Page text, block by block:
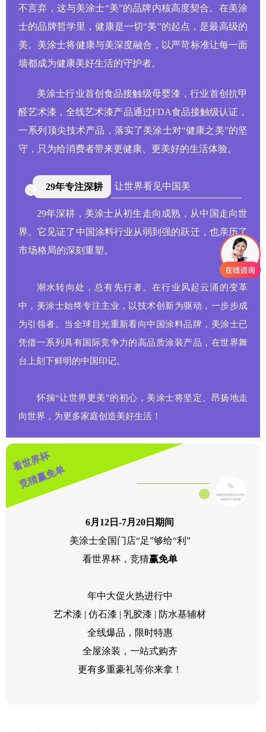
不言弃，这与美涂士“美”的品牌内核高度契合。在美涂
士的品牌哲学里，健康是一切“美”的起点，是最高级的
美。美涂士将健康与美深度融合，以严苛标准让每一面
墙都成为健康美好生活的守护者。
美涂士行业首创食品接触级母婴漆，行业首创抗甲
醛艺术漆，全线艺术漆产品通过FDA食品接触级认证，
一系列顶尖技术产品，落实了美涂士对“健康之美”的坚
守，只为给消费者带来更健康、更美好的生活体验。
29年专注深耕 让世界看见中国美
29年深耕，美涂士从初生走向成熟，从中国走向世
界。它见证了中国涂料行业从弱到强的跃迁，也亲历了
市场格局的深刻重塑。
潮水转向处，总有先行者。在行业风起云涌的变革
中，美涂士始终专注主业，以技术创新为驱动，一步步成
为引领者。当全球目光重新看向中国涂料品牌，美涂士已
凭借一系列具有国际竞争力的高品质涂装产品，在世界舞
台上刻下鲜明的中国印记。
怀揣“让世界更美”的初心，美涂士将坚定、昂扬地走
向世界，为更多家庭创造美好生活！
看世界杯
竞猜赢免单
6月12日-7月20日期间
美涂士全国门店“足”够给“利”
看世界杯，竞猜赢免单
年中大促火热进行中
艺术漆 | 仿石漆 | 乳胶漆 | 防水基辅材
全线爆品，限时特惠
全屋涂装，一站式购齐
更有多重豪礼等你来拿！